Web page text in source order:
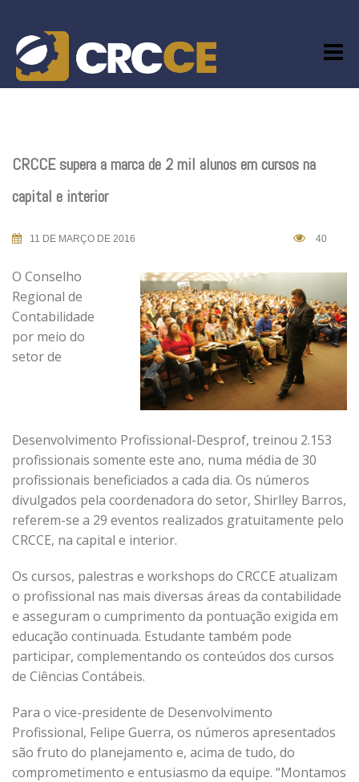
content
CRCCE supera a marca de 2 mil alunos em cursos na
capital e interior
11 DE MARÇO DE 2016 40
O Conselho
Regional de
Contabilidade
por meio do
setor de
Desenvolvimento Profissional-Desprof, treinou 2.153
profissionais somente este ano, numa média de 30
profissionais beneficiados a cada dia. Os números
divulgados pela coordenadora do setor, Shirlley Barros,
referem-se a 29 eventos realizados gratuitamente pelo
CRCCE, na capital e interior.
Os cursos, palestras e workshops do CRCCE atualizam
o profissional nas mais diversas áreas da contabilidade
e asseguram o cumprimento da pontuação exigida em
educação continuada. Estudante também pode
participar, complementando os conteúdos dos cursos
de Ciências Contábeis.
Para o vice-presidente de Desenvolvimento
Profissional, Felipe Guerra, os números apresentados
são fruto do planejamento e, acima de tudo, do
comprometimento e entusiasmo da equipe. “Montamos